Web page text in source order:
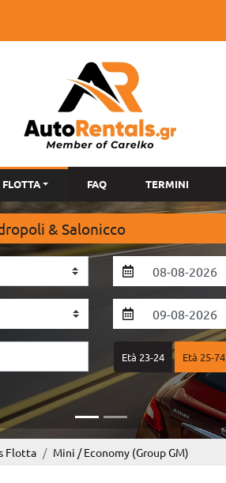
FLOTTA FAQ TERMINI
& Salonicco
Età 23-24 Età 25-74
Flotta Mini / Economy (Group GM)